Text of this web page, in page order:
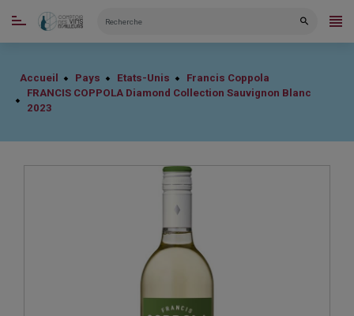
CATÉGORIES
Accueil Pays Etats-Unis
Francis Coppola
FRANCIS COPPOLA Diamond Collection Sauvignon Blanc
2023